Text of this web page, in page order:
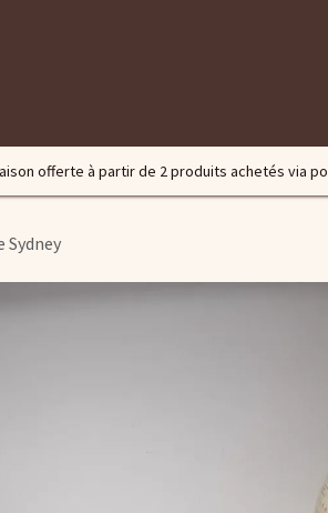
offerte à partir de 2 produits achetés via
Sydney